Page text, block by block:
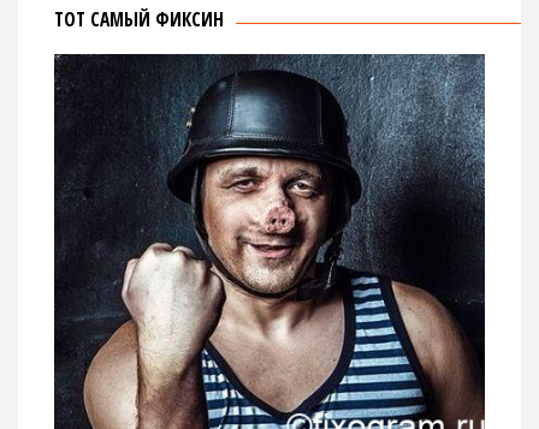
ТОТ САМЫЙ ФИКСИН